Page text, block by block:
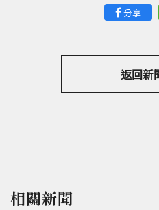
分享
返回新
相關新聞